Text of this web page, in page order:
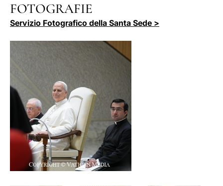
FOTOGRAFIE
Servizio Fotografico della Santa Sede >